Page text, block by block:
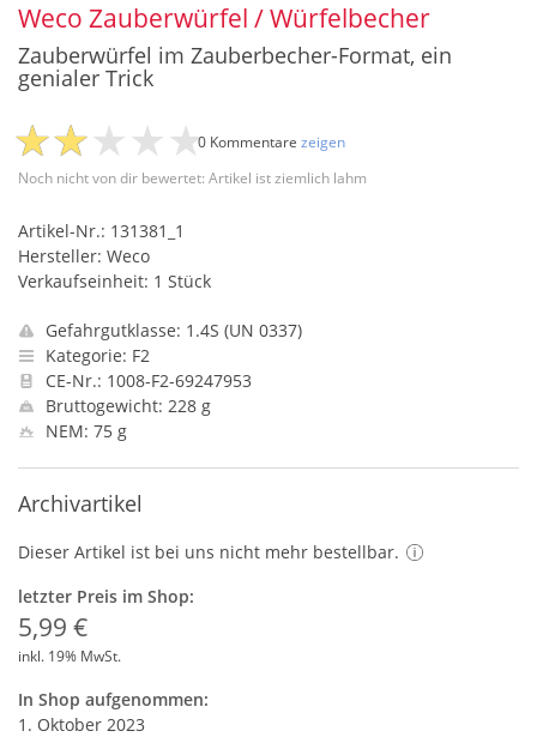
Weco Zauberwürfel / Würfelbecher
Zauberwürfel im Zauberbecher-Format, ein
genialer Trick
Noch nicht von dir bewertet: Artikel ist ziemlich lahm
0 Kommentare zeigen
Artikel-Nr.: 131381_1
Hersteller: Weco
Verkaufseinheit: 1 Stück
Gefahrgutklasse: 1.4S (UN 0337)
Kategorie: F2
CE-Nr.: 1008-F2-69247953
Bruttogewicht: 228 g
NEM: 75 g
Archivartikel
Dieser Artikel ist bei uns nicht mehr bestellbar.
letzter Preis im Shop:
5,99 €
inkl. 19% MwSt.
In Shop aufgenommen:
1. Oktober 2023